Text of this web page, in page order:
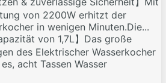
von 2200W erhitzt der
in wenigen Minuten.Die...
von 1,7L】Das große
des Elektrischer Wasserkocher
acht Tassen Wasser